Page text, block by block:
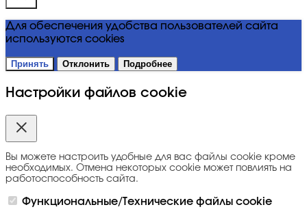
Для обеспечения удобства пользователей сайта
используются cookies
Принять Отклонить Подробнее
Настройки файлов cookie
Вы можете настроить удобные для вас файлы cookie кроме
необходимых. Отмена некоторых cookie может повлиять на
работоспособность сайта.
Функциональные/Технические файлы cookie